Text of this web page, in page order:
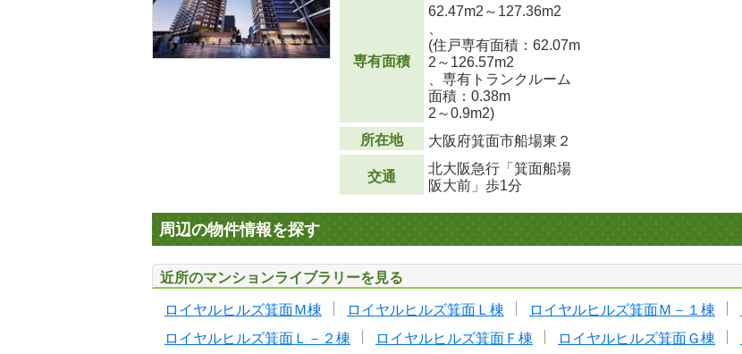
専有面積
62.47m2 ～127.36m2
(住戸専有面積：62.07m
2 ～126.57m2
、専有トランクルーム
面積：0.38m
2 ～0.9m2)
所在地
大阪府箕面市船場東２
交通
北大阪急行「箕面船場
阪大前」歩1分
周辺の物件情報を探す
近所のマンションライブラリーを見る
ロイヤルヒルズ箕面Ｍ棟 ロイヤルヒルズ箕面Ｌ棟 ロイヤルヒルズ箕面Ｍ－１棟
ロイヤルヒルズ箕面Ｌ－２棟
ロイヤルヒルズ箕面Ｆ棟 ロイヤルヒルズ箕面Ｇ棟